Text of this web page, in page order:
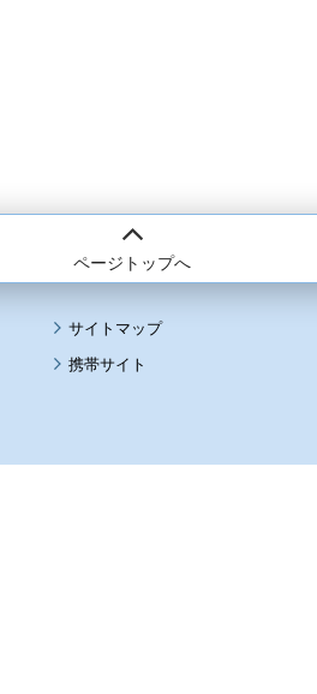
ページトップへ
サイトマップ
携帯サイト